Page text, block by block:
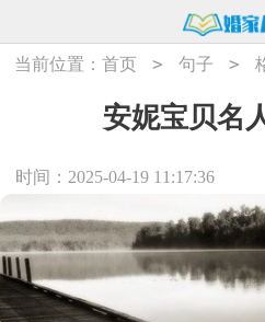
当前位置：首页 > 句子 >
安妮宝贝名
时间：2025-04-19 11:17:36